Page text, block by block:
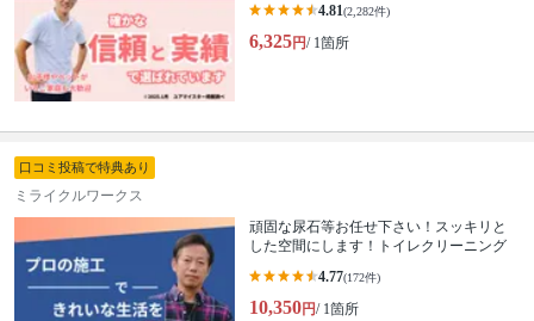
4.81(2,282件)
6,325円/ 1箇所
口コミ投稿で特典あり
ミライクルワークス
頑固な尿石等お任せ下さい！スッキリと
した空間にします！トイレクリーニング
4.77(172件)
10,350円/ 1箇所